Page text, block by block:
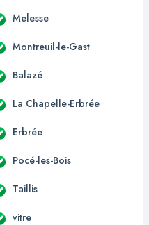
Melesse
Montreuil-le-Gast
Balazé
La Chapelle-Erbrée
Erbrée
Pocé-les-Bois
Taillis
vitre